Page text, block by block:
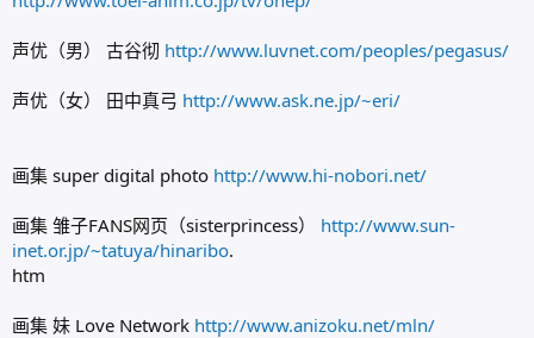
声优（男） 古谷彻 http://www.luvnet.com/peoples/pegasus/
声优（女） 田中真弓 http://www.ask.ne.jp/~eri/
画集 super digital photo http://www.hi-nobori.net/
画集 雏子FANS网页（sisterprincess） http://www.sun-
inet.or.jp/~tatuya/hinaribo.
htm
画集 妹 Love Network http://www.anizoku.net/mln/